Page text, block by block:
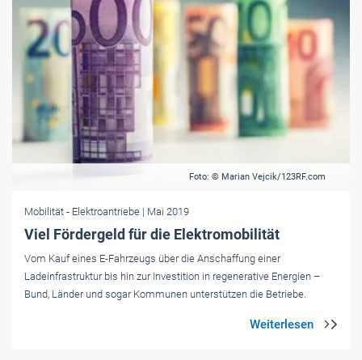
Foto: © Marian Vejcik/123RF.com
Mobilität - Elektroantriebe | Mai 2019
Viel Fördergeld für die Elektromobilität
Vom Kauf eines E-Fahrzeugs über die Anschaffung einer
Ladeinfrastruktur bis hin zur Investition in regenerative Energien –
Bund, Länder und sogar Kommunen unterstützen die Betriebe.